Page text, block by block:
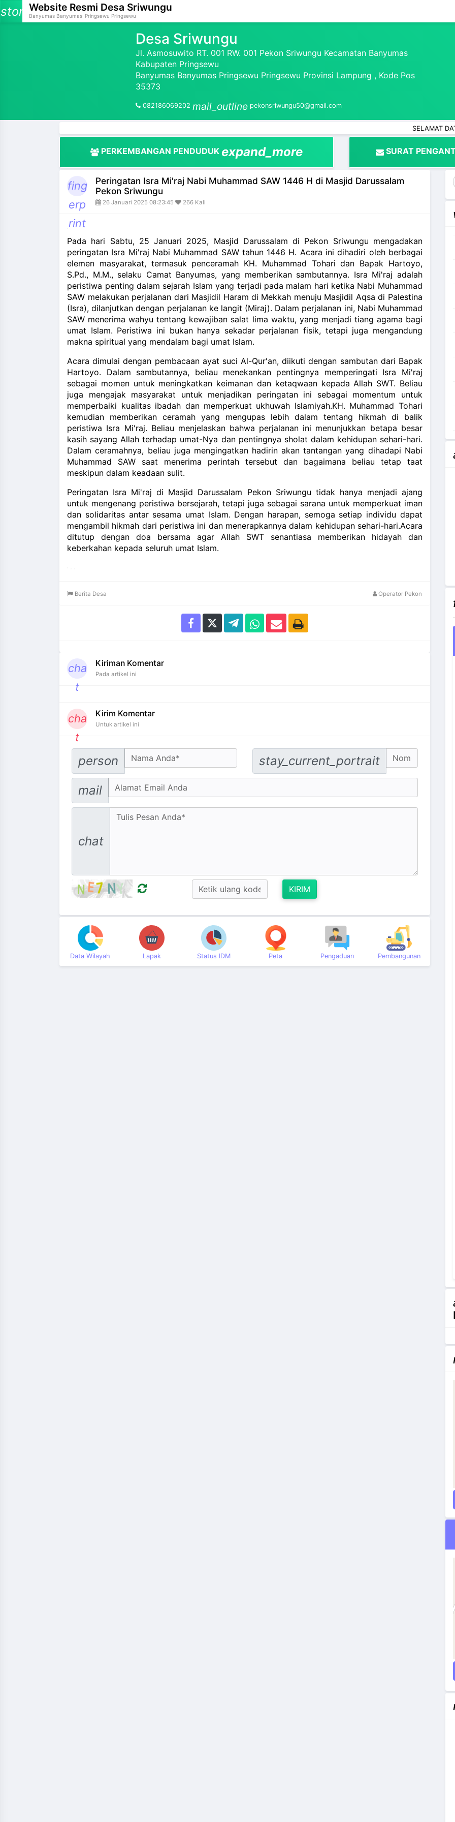
storageWebsite Resmi Desa Sriwungu
Banyumas Banyumas Pringsewu Pringsewu
Desa Sriwungu
Jl. Asmosuwito RT. 001 RW. 001 Pekon Sriwungu Kecamatan Banyumas
Kabupaten Pringsewu
Banyumas Banyumas Pringsewu Pringsewu Provinsi Lampung , Kode Pos
35373
082186069202 mail_outline pekonsriwungu50@gmail.com
SELAMAT DATANG DI
PERKEMBANGAN PENDUDUK expand_more SURAT
fing
erp
rint
Peringatan Isra Mi'raj Nabi Muhammad SAW 1446 H di Masjid Darussalam
Pekon Sriwungu
26 Januari 2025 08:23:45 266 Kali
Pada hari Sabtu, 25 Januari 2025, Masjid Darussalam di Pekon Sriwungu mengadakan
peringatan Isra Mi'raj Nabi Muhammad SAW tahun 1446 H. Acara ini dihadiri oleh berbagai
elemen masyarakat, termasuk penceramah KH. Muhammad Tohari dan Bapak Hartoyo,
S.Pd., M.M., selaku Camat Banyumas, yang memberikan sambutannya. Isra Mi'raj adalah
peristiwa penting dalam sejarah Islam yang terjadi pada malam hari ketika Nabi Muhammad
SAW melakukan perjalanan dari Masjidil Haram di Mekkah menuju Masjidil Aqsa di Palestina
(Isra), dilanjutkan dengan perjalanan ke langit (Miraj). Dalam perjalanan ini, Nabi Muhammad
SAW menerima wahyu tentang kewajiban salat lima waktu, yang menjadi tiang agama bagi
umat Islam. Peristiwa ini bukan hanya sekadar perjalanan fisik, tetapi juga mengandung
makna spiritual yang mendalam bagi umat Islam.
Acara dimulai dengan pembacaan ayat suci Al-Qur'an, diikuti dengan sambutan dari Bapak
Hartoyo. Dalam sambutannya, beliau menekankan pentingnya memperingati Isra Mi'raj
sebagai momen untuk meningkatkan keimanan dan ketaqwaan kepada Allah SWT. Beliau
juga mengajak masyarakat untuk menjadikan peringatan ini sebagai momentum untuk
memperbaiki kualitas ibadah dan memperkuat ukhuwah Islamiyah.KH. Muhammad Tohari
kemudian memberikan ceramah yang mengupas lebih dalam tentang hikmah di balik
peristiwa Isra Mi'raj. Beliau menjelaskan bahwa perjalanan ini menunjukkan betapa besar
kasih sayang Allah terhadap umat-Nya dan pentingnya sholat dalam kehidupan sehari-hari.
Dalam ceramahnya, beliau juga mengingatkan hadirin akan tantangan yang dihadapi Nabi
Muhammad SAW saat menerima perintah tersebut dan bagaimana beliau tetap taat
meskipun dalam keadaan sulit.
Peringatan Isra Mi'raj di Masjid Darussalam Pekon Sriwungu tidak hanya menjadi ajang
untuk mengenang peristiwa bersejarah, tetapi juga sebagai sarana untuk memperkuat iman
dan solidaritas antar sesama umat Islam. Dengan harapan, semoga setiap individu dapat
mengambil hikmah dari peristiwa ini dan menerapkannya dalam kehidupan sehari-hari.Acara
ditutup dengan doa bersama agar Allah SWT senantiasa memberikan hidayah dan
keberkahan kepada seluruh umat Islam.
Berita Desa Operator Pekon
cha
t
Kiriman Komentar
Pada artikel ini
cha
t
Kirim Komentar
Untuk artikel ini
person stay_current_portrait
Email address
mail
chat
KIRIM
Data Wilayah Lapak Status IDM Peta Pengaduan Pembangunan